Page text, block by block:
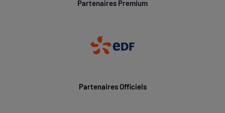
Partenaires Premium
Partenaires Officiels